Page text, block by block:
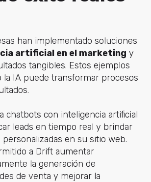
han implementado soluciones
artificial en el marketing y
tangibles. Estos ejemplos
la IA puede transformar procesos
chatbots con inteligencia artificial
leads en tiempo real y brindar
en su sitio web.
a Drift aumentar
la generación de
de venta y mejorar la